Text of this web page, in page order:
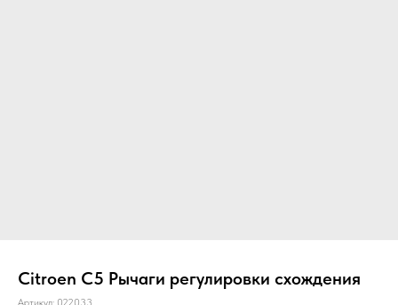
Citroen C5 Рычаги регулировки схождения
Артикул: 022033